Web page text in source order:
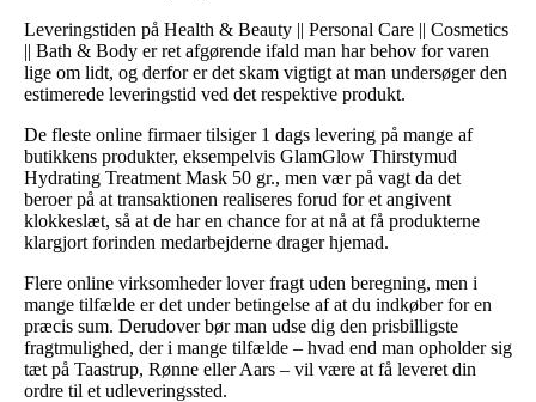
Leveringstiden på Health & Beauty || Personal Care || Cosmetics
|| Bath & Body er ret afgørende ifald man har behov for varen
lige om lidt, og derfor er det skam vigtigt at man undersøger den
estimerede leveringstid ved det respektive produkt.
De fleste online firmaer tilsiger 1 dags levering på mange af
butikkens produkter, eksempelvis GlamGlow Thirstymud
Hydrating Treatment Mask 50 gr., men vær på vagt da det
beroer på at transaktionen realiseres forud for et angivent
klokkeslæt, så at de har en chance for at nå at få produkterne
klargjort forinden medarbejderne drager hjemad.
Flere online virksomheder lover fragt uden beregning, men i
mange tilfælde er det under betingelse af at du indkøber for en
præcis sum. Derudover bør man udse dig den prisbilligste
fragtmulighed, der i mange tilfælde – hvad end man opholder sig
tæt på Taastrup, Rønne eller Aars – vil være at få leveret din
ordre til et udleveringssted.